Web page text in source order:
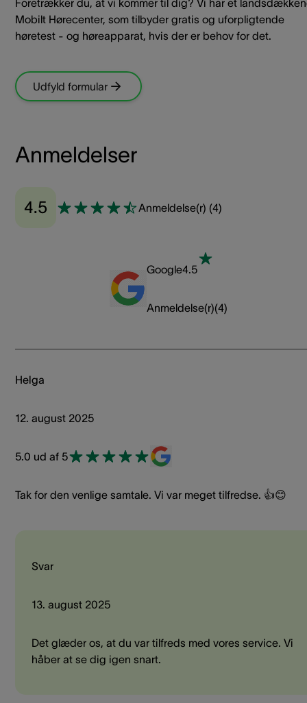
Foretrækker du, at vi kommer til dig? Vi har et
Mobilt Hørecenter, som tilbyder gratis og uforpligtende
høretest - og høreapparat, hvis der er behov for det.
Udfyld formular
Anmeldelser
4.5 Anmeldelse(r) (4)
Google4.5
Anmeldelse(r)(4)
Helga
12. august 2025
5.0 ud af 5
Tak for den venlige samtale. Vi var meget tilfredse. 👍😊
Svar
13. august 2025
Det glæder os, at du var tilfreds med vores service. Vi
håber at se dig igen snart.